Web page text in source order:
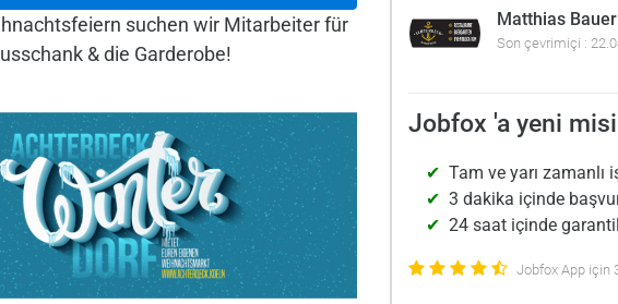
suchen wir Mitarbeiter für
& die Garderobe!
Matthias Bauer
Son çevrimiçi :
Jobfox 'a yeni
Tam ve yarı zamanlı
3 dakika içinde
24 saat içinde
Jobfox App için